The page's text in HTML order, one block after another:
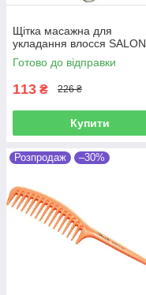
Щітка масажна для
укладання влосся SALON
Готово до відправки
113 ₴ 226 ₴
Купити
Розпродаж –30%